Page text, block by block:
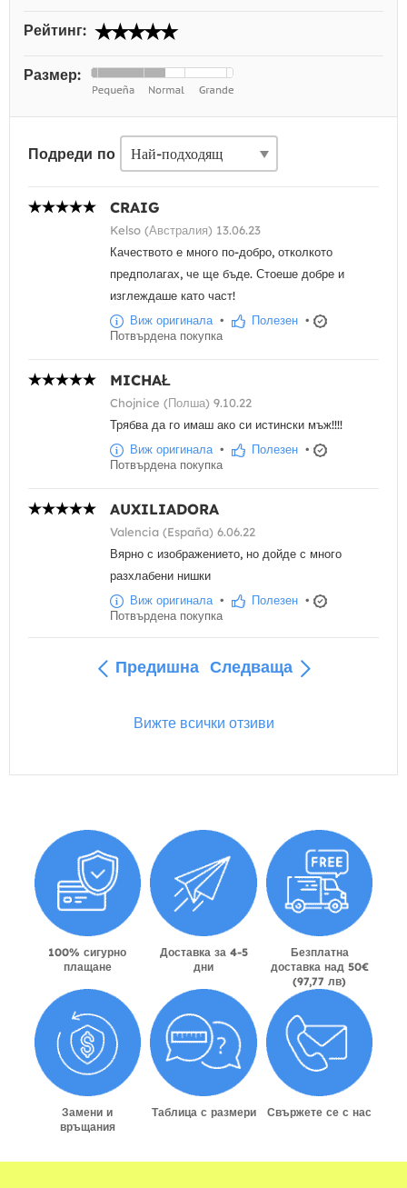
Рейтинг:
Размер:
Подреди по
CRAIG
Kelso (Австралия) 13.06.23
Качеството е много по-добро, отколкото
предполагах, че ще бъде. Стоеше добре и
изглеждаше като част!
Виж оригинала • Полезен •
Потвърдена покупка
MICHAŁ
Chojnice (Полша) 9.10.22
Трябва да го имаш ако си истински мъж!!!!
Виж оригинала • Полезен •
Потвърдена покупка
AUXILIADORA
Valencia (España) 6.06.22
Вярно с изображението, но дойде с много
разхлабени нишки
Виж оригинала • Полезен •
Потвърдена покупка
Предишна Следваща
Вижте всички отзиви
100% сигурно
плащане
Доставка за 4-5
дни
Безплатна
доставка над 50€
(97,77 лв)
Замени и
връщания
Таблица с размери Свържете се с нас